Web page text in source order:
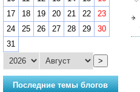
17
18 19 20 21 22
23
24
25 26 27 28 29
30
31
>
Последние темы блогов